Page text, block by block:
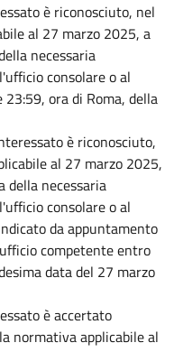
è riconosciuto, nel
al 27 marzo 2025, a
necessaria
consolare o al
ora di Roma, della
è riconosciuto,
al 27 marzo 2025,
della necessaria
consolare o al
da appuntamento
competente entro
data del 27 marzo
è accertato
normativa applicabile al